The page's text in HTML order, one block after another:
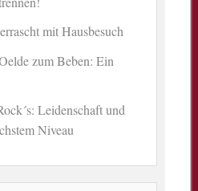
mit Hausbesuch
zum Beben: Ein
Leidenschaft und
Niveau